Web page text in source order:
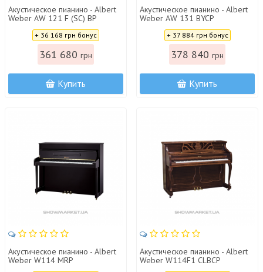
Акустическое пианино - Albert
Weber AW 121 F (SC) BP
+ 36 168 грн бонус
361 680 грн
Купить
Акустическое пианино - Albert
Weber AW 131 BYCP
+ 37 884 грн бонус
378 840 грн
Купить
Акустическое пианино - Albert
Weber W114 MRP
Акустическое пианино - Albert
Weber W114F1 CLBCP